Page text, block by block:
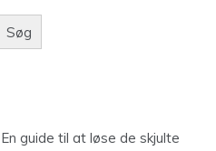
Søg
guide til at løse de skjulte